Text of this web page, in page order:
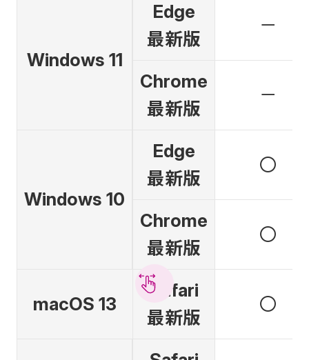
Windows 11
Edge
最新版
－
Chrome
最新版
－
Windows 10
Edge
最新版
〇
Chrome
最新版
〇
macOS 13
Safari
最新版
〇